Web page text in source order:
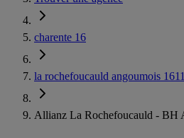
charente 16
la rochefoucauld angoumois
Allianz La Rochefoucauld - BH